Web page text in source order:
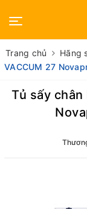
Trang chủ Hãng
VACCUM 27
Tủ sấy chân